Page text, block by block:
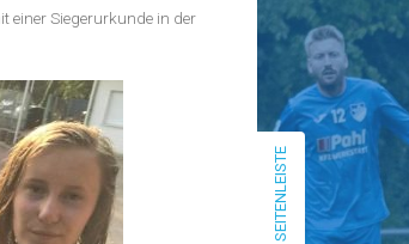
einer Siegerurkunde in der
SEITENLEISTE